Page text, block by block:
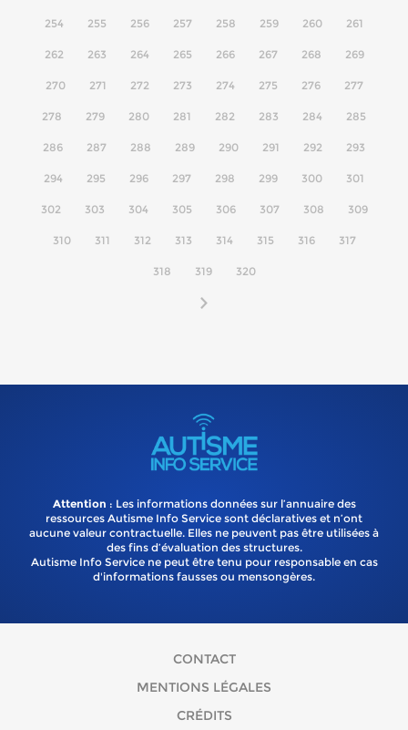
254 255 256 257 258 259 260 261
262 263 264 265 266 267 268 269
270 271 272 273 274 275 276 277
278 279 280 281 282 283 284 285
286 287 288 289 290 291 292 293
294 295 296 297 298 299 300 301
302 303 304 305 306 307 308 309
310 311 312 313 314 315 316 317
318 319 320
Attention : Les informations données sur l’annuaire des
ressources Autisme Info Service sont déclaratives et n’ont
aucune valeur contractuelle. Elles ne peuvent pas être utilisées à
des fins d’évaluation des structures.
Autisme Info Service ne peut être tenu pour responsable en cas
d'informations fausses ou mensongères.
CONTACT
MENTIONS LÉGALES
CRÉDITS